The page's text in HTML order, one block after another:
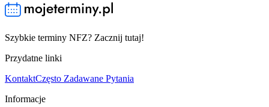
Szybkie terminy NFZ? Zacznij tutaj!
Przydatne linki
KontaktCzęsto Zadawane Pytania
Informacje